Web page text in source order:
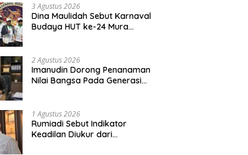
3 Agustus 2026
Dina Maulidah Sebut Karnaval
Budaya HUT ke-24 Mura
2 Agustus 2026
Imanudin Dorong Penanaman
Nilai Bangsa Pada Generasi
1 Agustus 2026
Rumiadi Sebut Indikator
Keadilan Diukur dari